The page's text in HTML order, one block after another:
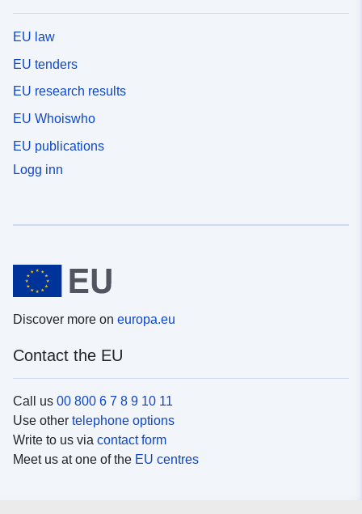
EU law
EU tenders
EU research results
EU Whoiswho
EU publications
Logg inn
Discover more on europa.eu
Contact the EU
Call us 00 800 6 7 8 9 10 11
Use other telephone options
Write to us via contact form
Meet us at one of the EU centres